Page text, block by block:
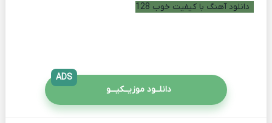
دانلود آهنگ با کیفیت خوب 128
دانلــود موزیــکیـــو
ADS